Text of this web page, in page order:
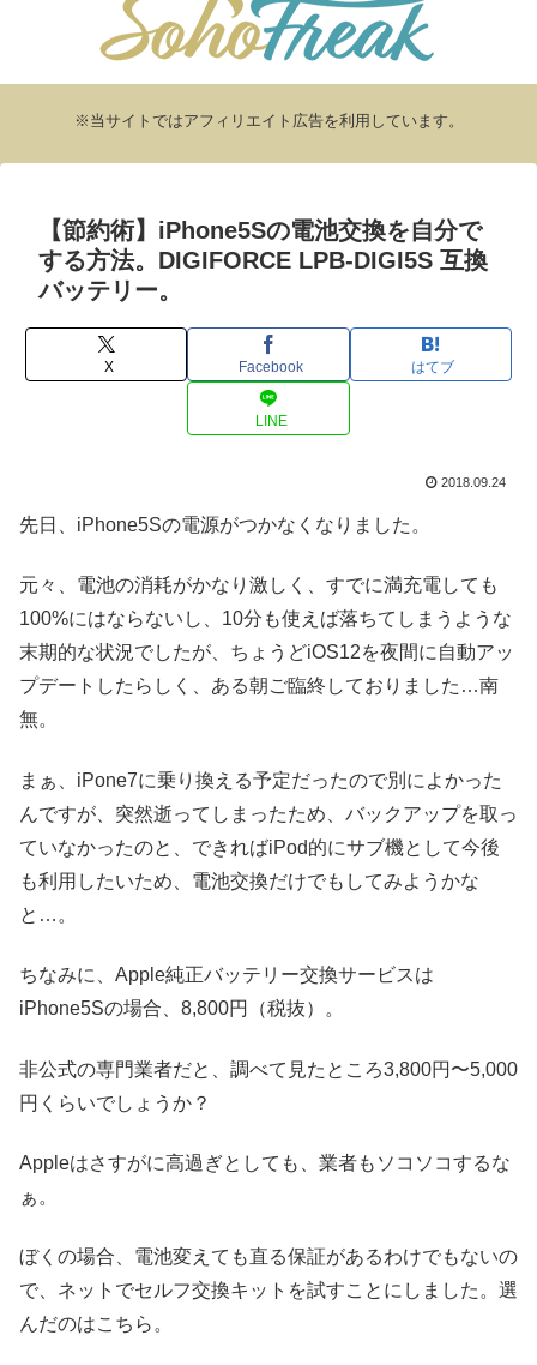
※当サイトではアフィリエイト広告を利用しています。
【節約術】iPhone5Sの電池交換を自分で
する方法。DIGIFORCE LPB-DIGI5S 互換
バッテリー。
X Facebook はてブ
LINE
2018.09.24
先日、iPhone5Sの電源がつかなくなりました。
元々、電池の消耗がかなり激しく、すでに満充電しても
100%にはならないし、10分も使えば落ちてしまうような
末期的な状況でしたが、ちょうどiOS12を夜間に自動アッ
プデートしたらしく、ある朝ご臨終しておりました…南
無。
まぁ、iPone7に乗り換える予定だったので別によかった
んですが、突然逝ってしまったため、バックアップを取っ
ていなかったのと、できればiPod的にサブ機として今後
も利用したいため、電池交換だけでもしてみようかな
と…。
ちなみに、Apple純正バッテリー交換サービスは
iPhone5Sの場合、8,800円（税抜）。
非公式の専門業者だと、調べて見たところ3,800円〜5,000
円くらいでしょうか？
Appleはさすがに高過ぎとしても、業者もソコソコするな
ぁ。
ぼくの場合、電池変えても直る保証があるわけでもないの
で、ネットでセルフ交換キットを試すことにしました。選
んだのはこちら。